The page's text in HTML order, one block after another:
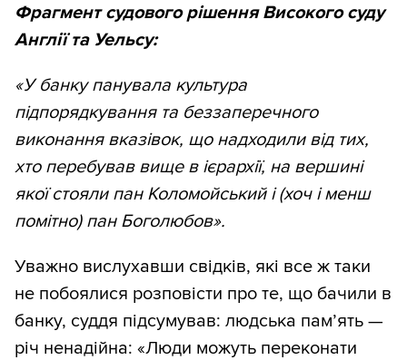
Фрагмент судового рішення Високого суду
Англії та Уельсу:
«У банку панувала культура
підпорядкування та беззаперечного
виконання вказівок, що надходили від тих,
хто перебував вище в ієрархії, на вершині
якої стояли пан Коломойський і (хоч і менш
помітно) пан Боголюбов».
Уважно вислухавши свідків, які все ж таки
не побоялися розповісти про те, що бачили в
банку, суддя підсумував: людська пам’ять —
річ ненадійна: «Люди можуть переконати